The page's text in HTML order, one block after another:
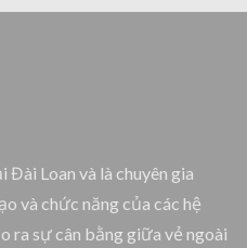
Loan và là chuyên gia
và chức năng của các hệ
ra sự cân bằng giữa vẻ ngoài